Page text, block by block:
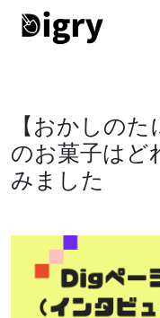
【おかしの
のお菓子はど
みました